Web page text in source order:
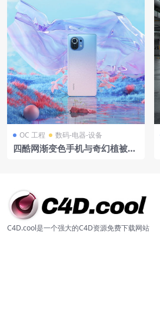
OC 工程 数码-电器-设备
四酷网渐变色手机与奇幻植被水
C4D.cool是一个强大的C4D资源免费下载网站